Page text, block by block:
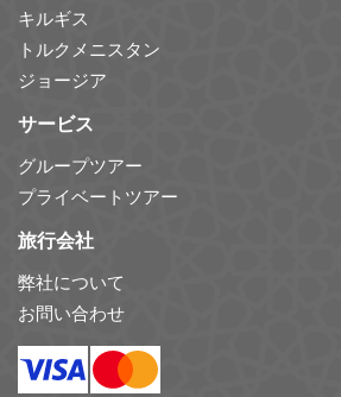
キルギス
トルクメニスタン
ジョージア
サービス
グループツアー
プライベートツアー
旅行会社
弊社について
お問い合わせ